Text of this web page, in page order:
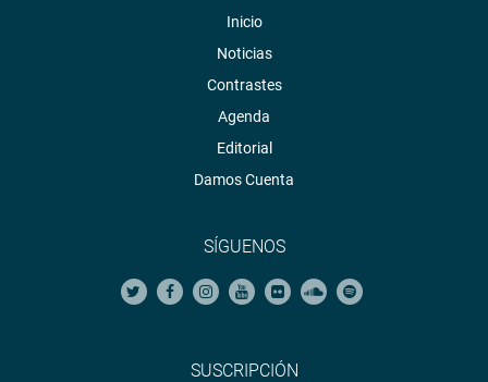
Inicio
Noticias
Contrastes
Agenda
Editorial
Damos Cuenta
SÍGUENOS
SUSCRIPCIÓN